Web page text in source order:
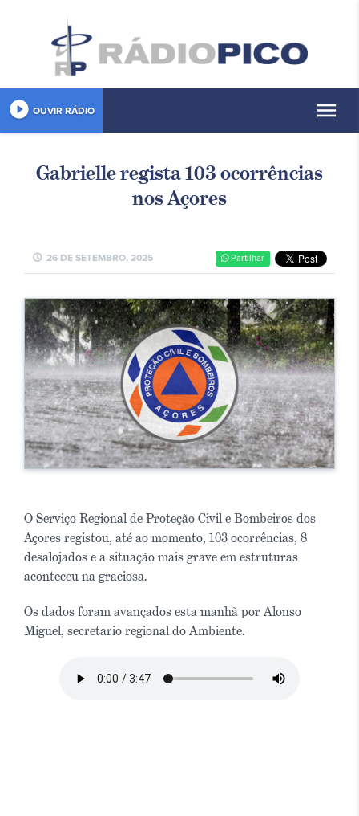
play_circle_filled OUVIR RÁDIO menu
Gabrielle regista 103 ocorrências
nos Açores
schedule 26 DE SETEMBRO, 2025 Partilhar
O Serviço Regional de Proteção Civil e Bombeiros dos
Açores registou, até ao momento, 103 ocorrências, 8
desalojados e a situação mais grave em estruturas
aconteceu na graciosa.
Os dados foram avançados esta manhã por Alonso
Miguel, secretario regional do Ambiente.